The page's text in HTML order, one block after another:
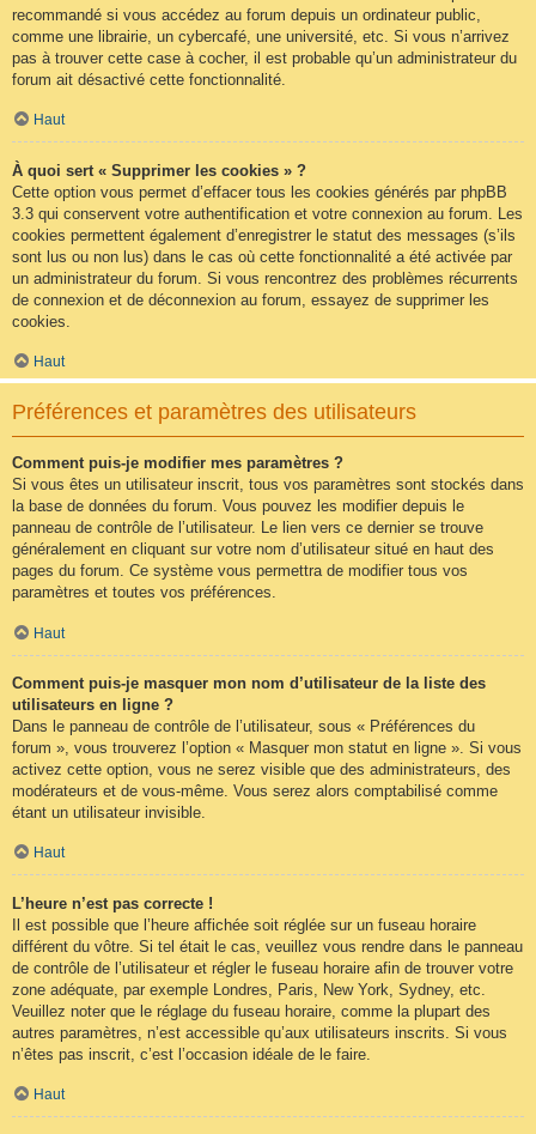
recommandé si vous accédez au forum depuis un ordinateur public,
comme une librairie, un cybercafé, une université, etc. Si vous n’arrivez
pas à trouver cette case à cocher, il est probable qu’un administrateur du
forum ait désactivé cette fonctionnalité.
Haut
À quoi sert « Supprimer les cookies » ?
Cette option vous permet d’effacer tous les cookies générés par phpBB
3.3 qui conservent votre authentification et votre connexion au forum. Les
cookies permettent également d’enregistrer le statut des messages (s’ils
sont lus ou non lus) dans le cas où cette fonctionnalité a été activée par
un administrateur du forum. Si vous rencontrez des problèmes récurrents
de connexion et de déconnexion au forum, essayez de supprimer les
cookies.
Haut
Préférences et paramètres des utilisateurs
Comment puis-je modifier mes paramètres ?
Si vous êtes un utilisateur inscrit, tous vos paramètres sont stockés dans
la base de données du forum. Vous pouvez les modifier depuis le
panneau de contrôle de l’utilisateur. Le lien vers ce dernier se trouve
généralement en cliquant sur votre nom d’utilisateur situé en haut des
pages du forum. Ce système vous permettra de modifier tous vos
paramètres et toutes vos préférences.
Haut
Comment puis-je masquer mon nom d’utilisateur de la liste des
utilisateurs en ligne ?
Dans le panneau de contrôle de l’utilisateur, sous « Préférences du
forum », vous trouverez l’option « Masquer mon statut en ligne ». Si vous
activez cette option, vous ne serez visible que des administrateurs, des
modérateurs et de vous-même. Vous serez alors comptabilisé comme
étant un utilisateur invisible.
Haut
L’heure n’est pas correcte !
Il est possible que l’heure affichée soit réglée sur un fuseau horaire
différent du vôtre. Si tel était le cas, veuillez vous rendre dans le panneau
de contrôle de l’utilisateur et régler le fuseau horaire afin de trouver votre
zone adéquate, par exemple Londres, Paris, New York, Sydney, etc.
Veuillez noter que le réglage du fuseau horaire, comme la plupart des
autres paramètres, n’est accessible qu’aux utilisateurs inscrits. Si vous
n’êtes pas inscrit, c’est l’occasion idéale de le faire.
Haut